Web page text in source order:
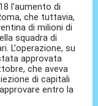
l'aumento di
che tuttavia,
di milioni di
squadra di
L'operazione, su
approvata
che aveva
di capitali
entro la